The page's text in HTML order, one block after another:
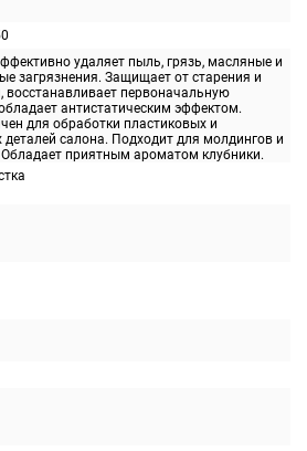
удаляет пыль, грязь, масляные и
загрязнения. Защищает от старения и
восстанавливает первоначальную
обладает антистатическим эффектом.
для обработки пластиковых и
деталей салона. Подходит для молдингов и
приятным ароматом клубники.